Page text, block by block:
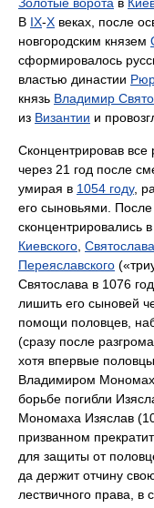
В IX-Х веках, после
новгородским князем
сформировалось
властью династии
князь Владимир
из Византии и
Сконцентрировав
через 21 год после
умирая в 1054 году,
его сыновьями.
сконцентрировались
Киевского
Переяславского
Святослава в 1076
лишить его сыновей
помощи половцев,
(сразу после
хотя впервые
Владимиром
борьбе погибли
Мономаха Изяслав
призванном
для защиты от
да держит отчину
лествичного права, в